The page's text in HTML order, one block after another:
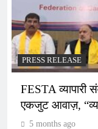
PRESS RELEASE
FESTA व्यापारी
एकजुट आवाज़,
5 months ago